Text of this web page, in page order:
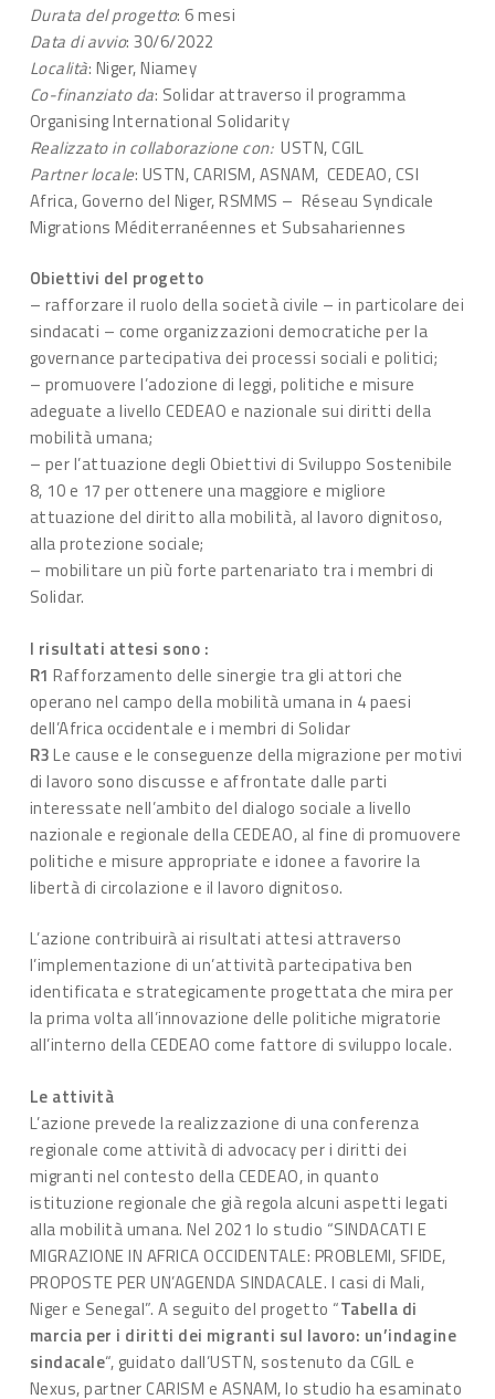
Durata del progetto: 6 mesi
Data di avvio: 30/6/2022
Località: Niger, Niamey
Co-finanziato da: Solidar attraverso il programma
Organising International Solidarity
Realizzato in collaborazione con: USTN, CGIL
Partner locale: USTN, CARISM, ASNAM, CEDEAO, CSI
Africa, Governo del Niger, RSMMS – Réseau Syndicale
Migrations Méditerranéennes et Subsahariennes
Obiettivi del progetto
– rafforzare il ruolo della società civile – in particolare dei
sindacati – come organizzazioni democratiche per la
governance partecipativa dei processi sociali e politici;
– promuovere l’adozione di leggi, politiche e misure
adeguate a livello CEDEAO e nazionale sui diritti della
mobilità umana;
– per l’attuazione degli Obiettivi di Sviluppo Sostenibile
8, 10 e 17 per ottenere una maggiore e migliore
attuazione del diritto alla mobilità, al lavoro dignitoso,
alla protezione sociale;
– mobilitare un più forte partenariato tra i membri di
Solidar.
I risultati attesi sono :
R1 Rafforzamento delle sinergie tra gli attori che
operano nel campo della mobilità umana in 4 paesi
dell’Africa occidentale e i membri di Solidar
R3Le cause e le conseguenze della migrazione per motivi
di lavoro sono discusse e affrontate dalle parti
interessate nell’ambito del dialogo sociale a livello
nazionale e regionale della CEDEAO, al fine di promuovere
politiche e misure appropriate e idonee a favorire la
libertà di circolazione e il lavoro dignitoso.
L’azione contribuirà ai risultati attesi attraverso
l’implementazione di un’attività partecipativa ben
identificata e strategicamente progettata che mira per
la prima volta all’innovazione delle politiche migratorie
all’interno della CEDEAO come fattore di sviluppo locale.
Le attività
L’azione prevede la realizzazione di una conferenza
regionale come attività di advocacy per i diritti dei
migranti nel contesto della CEDEAO, in quanto
istituzione regionale che già regola alcuni aspetti legati
alla mobilità umana. Nel 2021 lo studio “SINDACATI E
MIGRAZIONE IN AFRICA OCCIDENTALE: PROBLEMI, SFIDE,
PROPOSTE PER UN’AGENDA SINDACALE. I casi di Mali,
Niger e Senegal”. A seguito del progetto “Tabella di
marcia per i diritti dei migranti sul lavoro: un’indagine
sindacale“, guidato dall’USTN, sostenuto da CGIL e
Nexus, partner CARISM e ASNAM, lo studio ha esaminato